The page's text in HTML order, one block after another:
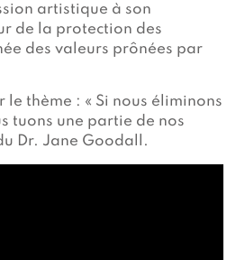
artistique à son
de la protection des
des valeurs prônées par
le thème : « Si nous éliminons
tuons une partie de nos
Dr. Jane Goodall.